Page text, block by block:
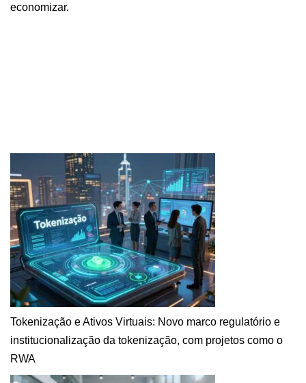
economizar.
Tokenização e Ativos Virtuais: Novo marco regulatório e
institucionalização da tokenização, com projetos como o
RWA